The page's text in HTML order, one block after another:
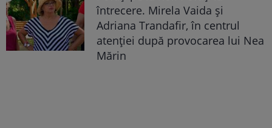
întrecere. Mirela Vaida și
Adriana Trandafir, în centrul
atenției după provocarea lui Nea
Mărin